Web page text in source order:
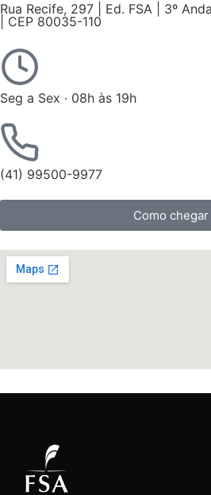
Rua Recife, 297 | Ed. FSA | 3º
| CEP 80035-110
Seg a Sex · 08h às 19h
(41) 99500-9977
Como